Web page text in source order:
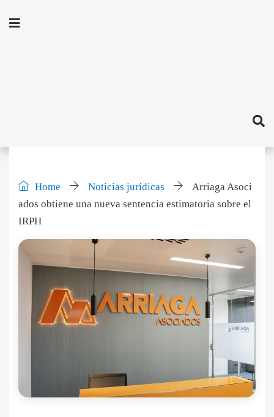
Home Noticias jurídicas
Arriaga Asoci
ados obtiene una nueva sentencia estimatoria sobre el
IRPH